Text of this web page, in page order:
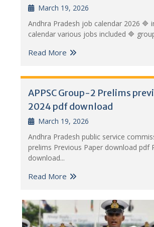
March 19, 2026
Andhra Pradesh job calendar 2026 🔷
calendar various jobs included 🔷
Read More
APPSC Group-2 Prelims
2024 pdf download
March 19, 2026
Andhra Pradesh public service
prelims Previous Paper download pdf
download...
Read More